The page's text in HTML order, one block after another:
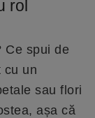
rol
Ce spui de
cu un
sau flori
așa că